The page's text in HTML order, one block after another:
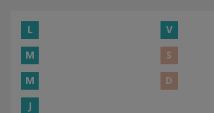
L
V
M
S
M
D
J